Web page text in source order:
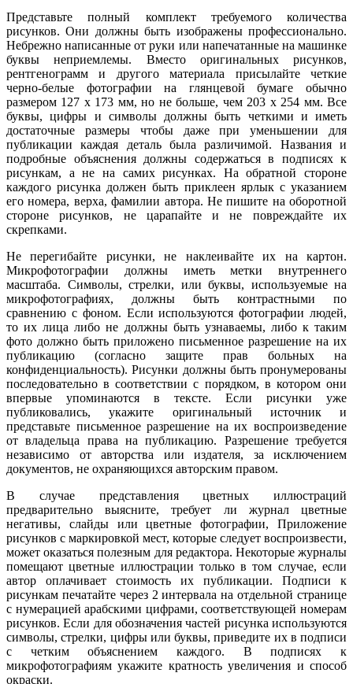
Представьте полный комплект требуемого количества
рисунков. Они должны быть изображены профессионально.
Небрежно написанные от руки или напечатанные на машинке
буквы неприемлемы. Вместо оригинальных рисунков,
рентгенограмм и другого материала присылайте четкие
черно-белые фотографии на глянцевой бумаге обычно
размером 127 х 173 мм, но не больше, чем 203 х 254 мм. Все
буквы, цифры и символы должны быть четкими и иметь
достаточные размеры чтобы даже при уменьшении для
публикации каждая деталь была различимой. Названия и
подробные объяснения должны содержаться в подписях к
рисункам, а не на самих рисунках. На обратной стороне
каждого рисунка должен быть приклеен ярлык с указанием
его номера, верха, фамилии автора. Не пишите на оборотной
стороне рисунков, не царапайте и не повреждайте их
скрепками.
Не перегибайте рисунки, не наклеивайте их на картон.
Микрофотографии должны иметь метки внутреннего
масштаба. Символы, стрелки, или буквы, используемые на
микрофотографиях, должны быть контрастными по
сравнению с фоном. Если используются фотографии людей,
то их лица либо не должны быть узнаваемы, либо к таким
фото должно быть приложено письменное разрешение на их
публикацию (согласно защите прав больных на
конфиденциальность). Рисунки должны быть пронумерованы
последовательно в соответствии с порядком, в котором они
впервые упоминаются в тексте. Если рисунки уже
публиковались, укажите оригинальный источник и
представьте письменное разрешение на их воспроизведение
от владельца права на публикацию. Разрешение требуется
независимо от авторства или издателя, за исключением
документов, не охраняющихся авторским правом.
В случае представления цветных иллюстраций
предварительно выясните, требует ли журнал цветные
негативы, слайды или цветные фотографии, Приложение
рисунков с маркировкой мест, которые следует воспроизвести,
может оказаться полезным для редактора. Некоторые журналы
помещают цветные иллюстрации только в том случае, если
автор оплачивает стоимость их публикации. Подписи к
рисункам печатайте через 2 интервала на отдельной странице
с нумерацией арабскими цифрами, соответствующей номерам
рисунков. Если для обозначения частей рисунка используются
символы, стрелки, цифры или буквы, приведите их в подписи
с четким объяснением каждого. В подписях к
микрофотографиям укажите кратность увеличения и способ
окраски.